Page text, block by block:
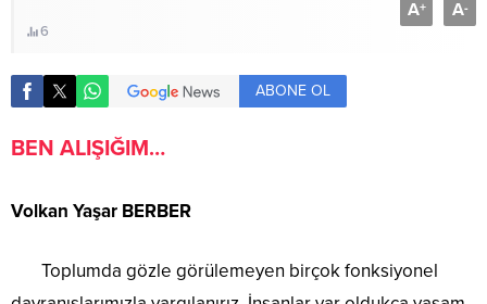
6
A+ A-
ABONE OL
BEN ALIŞIĞIM…
Volkan Yaşar BERBER
Toplumda gözle görülemeyen birçok fonksiyonel